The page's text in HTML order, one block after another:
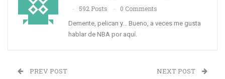
592 Posts 0 Comments
Demente, pelican y... Bueno, a veces me gusta
hablar de NBA por aquí.
PREV POST NEXT POST